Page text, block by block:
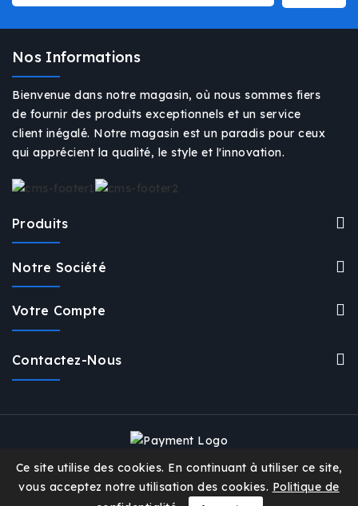
Nos Informations
Bienvenue dans notre magasin, où nous sommes fiers
de fournir des produits exceptionnels et un service
client inégalé. Notre magasin est un paradis pour ceux
qui apprécient la qualité, le style et l'innovation.
Produits
Notre Société
Votre Compte
Contactez-Nous
Ce site utilise des cookies. En continuant à utiliser ce site,
vous acceptez notre utilisation des cookies. Politique de
© 2026 - 2 Troc 2 Troc™